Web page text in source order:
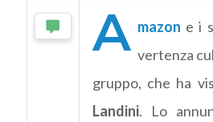
A mazon e i
vertenza
gruppo, che ha
Landini. Lo